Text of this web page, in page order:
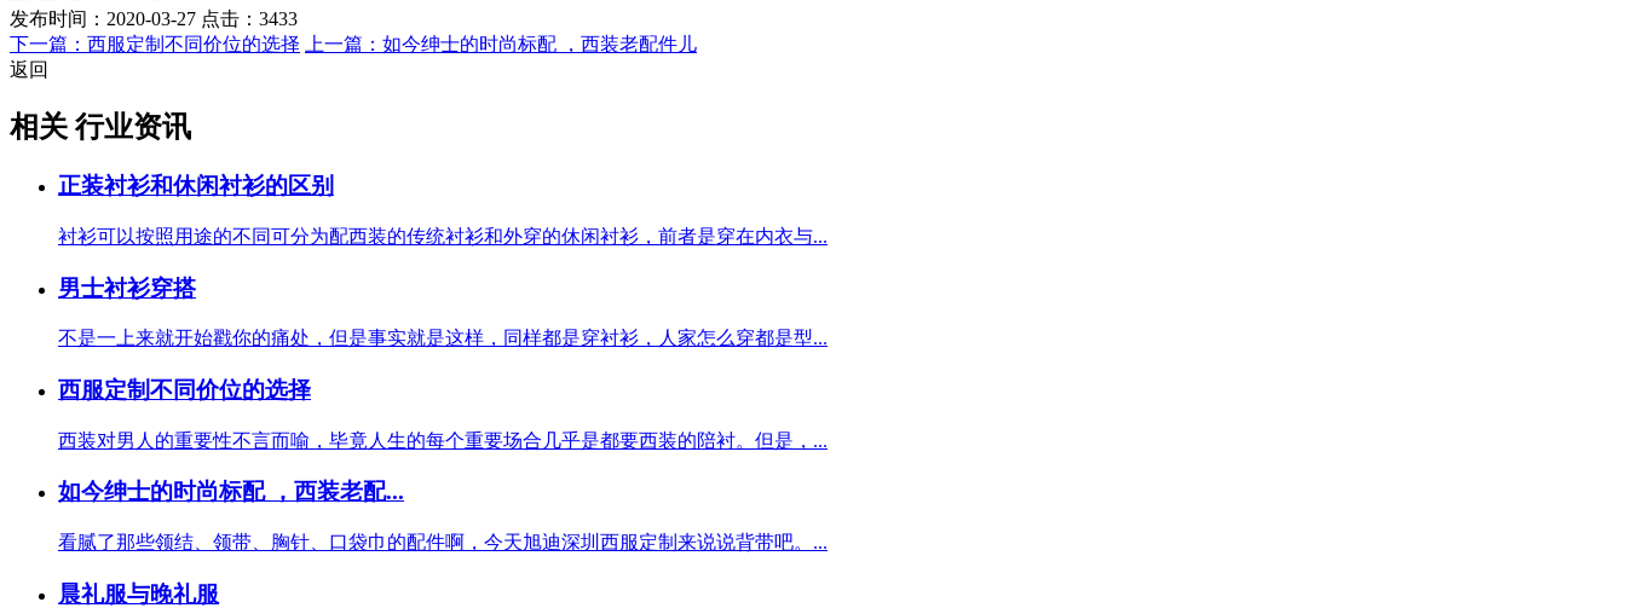
发布时间： 2020-03-27 点击： 3433
下一篇：西服定制不同价位的选择
上一篇：如今绅士的时尚标配 ，西装老配件儿
返回
相关 行业资讯
正装衬衫和休闲衬衫的区别
衬衫可以按照用途的不同可分为配西装的传统衬衫和外穿的休闲衬衫，前者是穿在内衣与...
男士衬衫穿搭
不是一上来就开始戳你的痛处，但是事实就是这样，同样都是穿衬衫，人家怎么穿都是型...
西服定制不同价位的选择
西装对男人的重要性不言而喻，毕竟人生的每个重要场合几乎是都要西装的陪衬。但是，...
如今绅士的时尚标配 ，西装老配...
看腻了那些领结、领带、胸针、口袋巾的配件啊，今天旭迪深圳西服定制来说说背带吧。...
晨礼服与晚礼服